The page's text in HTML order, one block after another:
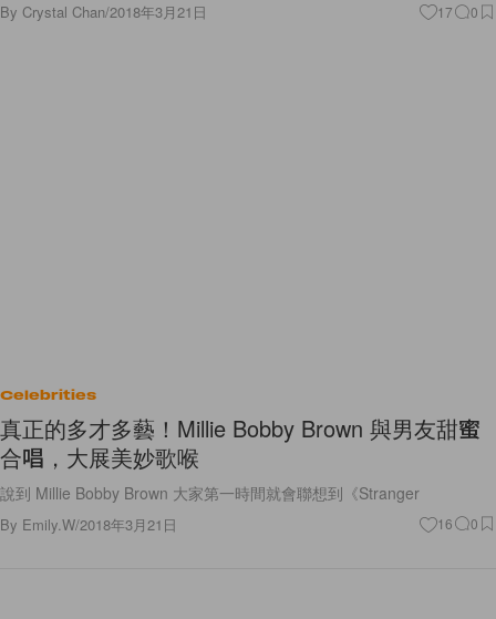
By Crystal Chan/2018年3月21日 17 0
Celebrities
真正的多才多藝！Millie Bobby Brown 與男友甜蜜
合唱，大展美妙歌喉
說到 Millie Bobby Brown 大家第一時間就會聯想到《Stranger
By Emily.W/2018年3月21日 16 0